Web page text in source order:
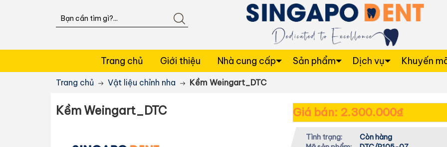
Trang chủ Giới thiệu Nhà cung cấp Sản phẩm Dịch vụ Khuyến
Trang chủ Vật liệu chỉnh nha Kềm Weingart_DTC
Kềm Weingart_DTC Giá bán: 2.300.000₫
Tình trạng:
Còn hàng